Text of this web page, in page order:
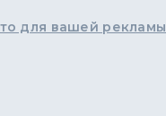
для вашей рекламы